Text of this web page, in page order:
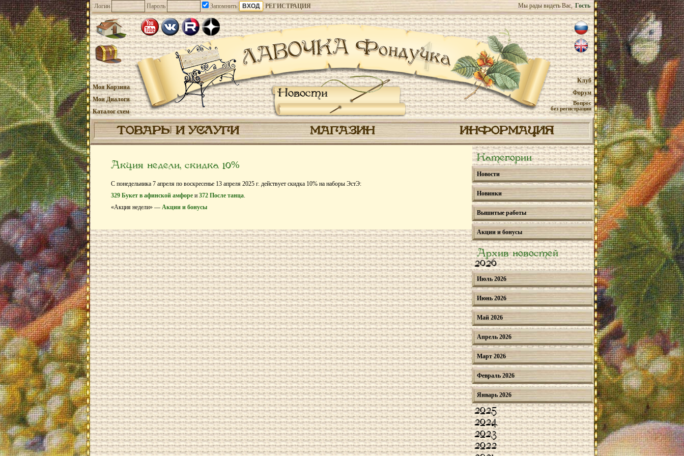
Логин Пароль Запомнить РЕГИСТРАЦИЯ Мы рады видеть Вас, Гость
Новости
Моя Корзина
Мои Диалоги
Каталог схем
Клуб
Форум
Вопрос
без регистрации
ТОВАРЫ И УСЛУГИ МАГАЗИН ИНФОРМАЦИЯ
Акция недели, скидка 10%
С понедельника 7 апреля по воскресенье 13 апреля 2025 г. действует скидка 10% на наборы ЭстЭ:
329 Букет в афинской амфоре и 372 После танца.
«Акция недели» — Акции и бонусы
Категории
Новости
Новинки
Вышитые работы
Акции и бонусы
Архив новостей
2026
Июль 2026
Июнь 2026
Май 2026
Апрель 2026
Март 2026
Февраль 2026
Январь 2026
2025
2024
2023
2022